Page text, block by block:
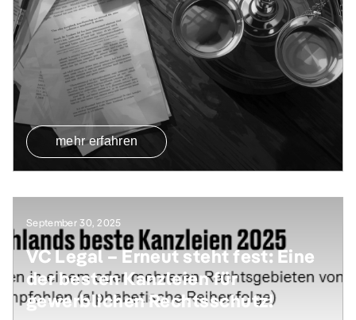
mehr erfahren
September 30, 2025
VC Legal – Erneut steht fest: Eine
der besten Kanzleien für
gewerblichen Rechtsschutz!